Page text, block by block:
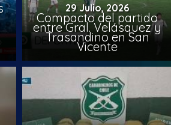
29 Julio, 2026
Compacto del partido
entre Gral. Velásquez y
Trasandino en San
Vicente